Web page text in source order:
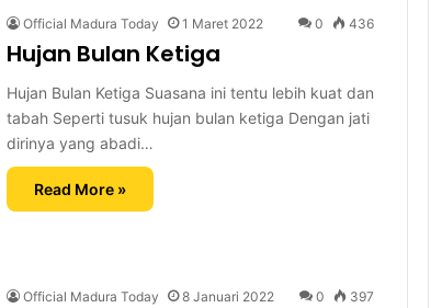
Official Madura Today 1 Maret 2022 0 436
Hujan Bulan Ketiga
Hujan Bulan Ketiga Suasana ini tentu lebih kuat dan
tabah Seperti tusuk hujan bulan ketiga Dengan jati
dirinya yang abadi…
Read More »
Official Madura Today 8 Januari 2022 0 397